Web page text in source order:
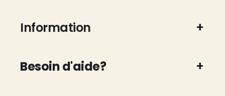
Information
Besoin d'aide?